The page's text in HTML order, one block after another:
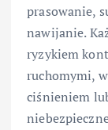
prasowanie,
nawijanie.
ryzykiem
ruchomymi,
ciśnieniem